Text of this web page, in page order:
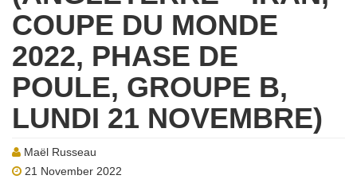
COUPE DU MONDE
2022, PHASE DE
POULE, GROUPE B,
LUNDI 21 NOVEMBRE)
Maël Russeau
21 November 2022